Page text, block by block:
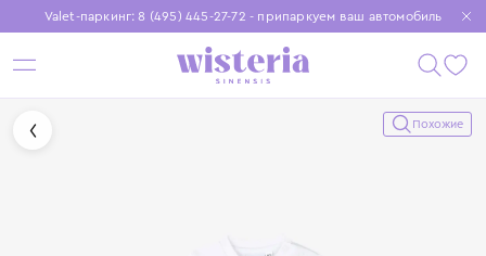
Valet-паркинг: 8 (495) 445-27-72 - припаркуем ваш автомобиль
Бесплатная доставка при заказе от 15 000 ₽
Установите приложение, чтобы покупки были еще удобнее
Похожие